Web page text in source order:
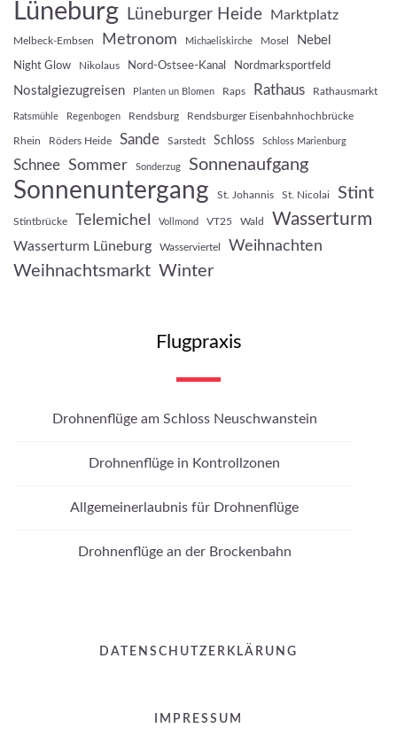
Lüneburg Lüneburger Heide Marktplatz
Melbeck-Embsen Metronom Michaeliskirche Mosel Nebel
Night Glow Nikolaus Nord-Ostsee-Kanal Nordmarksportfeld
Nostalgiezugreisen Planten un Blomen Raps Rathaus Rathausmarkt
Ratsmühle Regenbogen Rendsburg Rendsburger Eisenbahnhochbrücke
Rhein Röders Heide Sande Sarstedt Schloss Schloss Marienburg
Schnee Sommer Sonderzug Sonnenaufgang
Sonnenuntergang St. Johannis St. Nicolai Stint
Stintbrücke Telemichel Vollmond VT25 Wald Wasserturm
Wasserturm Lüneburg Wasserviertel Weihnachten
Weihnachtsmarkt Winter
Flugpraxis
Drohnenflüge am Schloss Neuschwanstein
Drohnenflüge in Kontrollzonen
Allgemeinerlaubnis für Drohnenflüge
Drohnenflüge an der Brockenbahn
DATENSCHUTZERKLÄRUNG
IMPRESSUM